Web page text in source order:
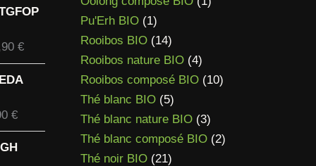
8,90 €
69,90 €
€Plage
de
109,90 €
€Plage
de
prix :
Pu'Erh BIO 11
produit
Rooibos BIO 1414
produits
Rooibos nature BIO 44
produits
Rooibos composé BIO 1010
Thé blanc BIO 55
produits
Thé blanc nature BIO 33
produits
Thé blanc composé BIO 22
Thé noir BIO 2121